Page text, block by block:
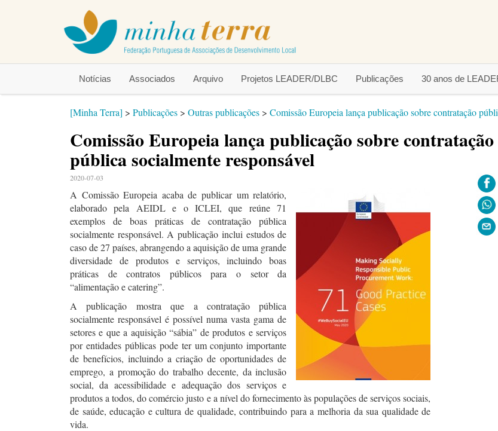
Notícias Associados Arquivo Projetos LEADER/DLBC Publicações 30 anos de
[Minha Terra] > Publicações > Outras publicações > Comissão Europeia lança publicação sobre contratação
Comissão Europeia lança publicação sobre contratação
pública socialmente responsável
2020-07-03
A Comissão Europeia acaba de publicar um relatório,
elaborado pela AEIDL e o ICLEI, que reúne 71
exemplos de boas práticas de contratação pública
socialmente responsável. A publicação inclui estudos de
caso de 27 países, abrangendo a aquisição de uma grande
diversidade de produtos e serviços, incluindo boas
práticas de contratos públicos para o setor da
“alimentação e catering”.
A publicação mostra que a contratação pública
socialmente responsável é possível numa vasta gama de
setores e que a aquisição “sábia” de produtos e serviços
por entidades públicas pode ter um conjunto importante
de benefícios, incluindo a criação de oportunidades de
emprego, a promoção do trabalho decente, da inclusão
social, da acessibilidade e adequação dos serviços e
produtos a todos, do comércio justo e a nível do fornecimento às populações de serviços sociais,
de saúde, educação e cultura de qualidade, contribuindo para a melhoria da sua qualidade de
vida.